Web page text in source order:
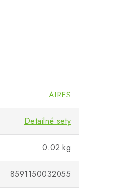
AIRES
Detailné sety
0.02 kg
8591150032055